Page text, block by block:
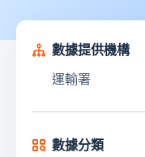
數據提供機構
運輸署
數據分類